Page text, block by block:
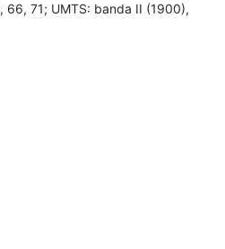
66, 71; UMTS: banda II (1900),